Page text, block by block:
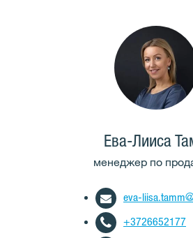
Ева-Лииса
менеджер по
eva-
+3726652177